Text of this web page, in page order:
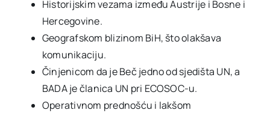
Historijskim vezama između Austrije i Bosne i
Hercegovine.
Geografskom blizinom BiH, što olakšava
komunikaciju.
Činjenicom da je Beč jedno od sjedišta UN, a
BADA je članica UN pri ECOSOC-u.
Operativnom prednošću i lakšom